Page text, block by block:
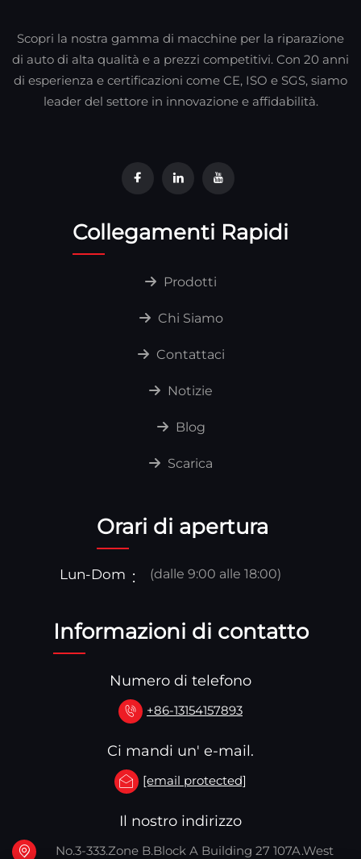
Scopri la nostra gamma di macchine per la riparazione
di auto di alta qualità e a prezzi competitivi. Con 20 anni
di esperienza e certificazioni come CE, ISO e SGS, siamo
leader del settore in innovazione e affidabilità.
Collegamenti Rapidi
Prodotti
Chi Siamo
Contattaci
Notizie
Blog
Scarica
Orari di apertura
Lun-Dom (dalle 9:00 alle 18:00)
Informazioni di contatto
Numero di telefono
+86-13154157893
Ci mandi un' e-mail.
[email protected]
Il nostro indirizzo
No.3-333.Zone B.Block A Building 27 107A.West